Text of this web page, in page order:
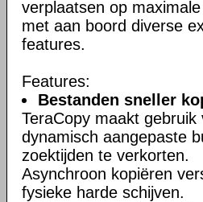
verplaatsen op
met aan boord diverse
features.
Features:
Bestanden sneller
TeraCopy maakt gebruik
dynamisch aangepaste
zoektijden te verkorten.
Asynchroon kopiëren
fysieke harde schijven.